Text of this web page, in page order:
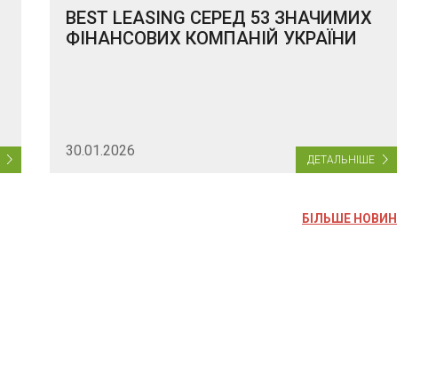
BEST LEASING СЕРЕД 53 ЗНАЧИМИХ
ФІНАНСОВИХ КОМПАНІЙ УКРАЇНИ
30.01.2026
ДЕТАЛЬНІШЕ
БІЛЬШЕ НОВИН